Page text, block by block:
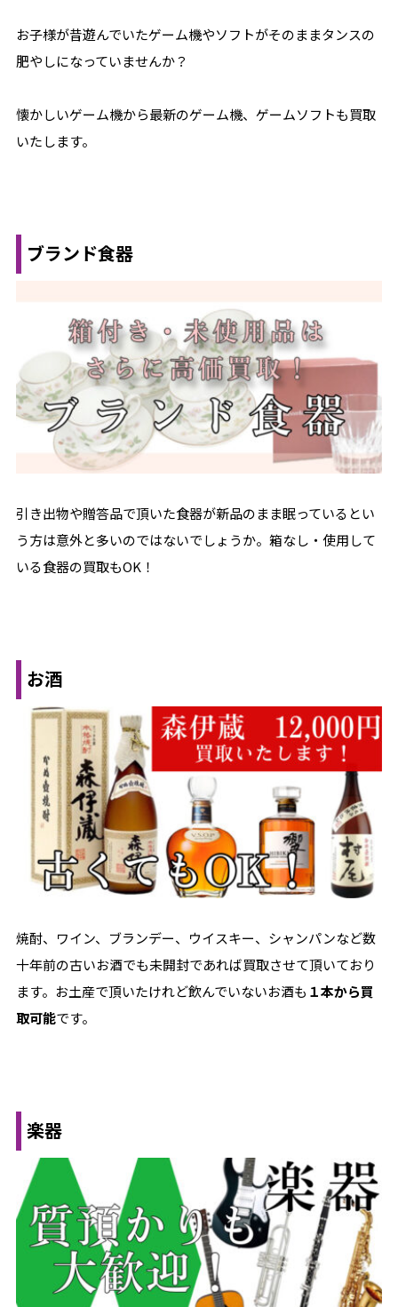
お子様が昔遊んでいたゲーム機やソフトがそのままタンスの
肥やしになっていませんか？
懐かしいゲーム機から最新のゲーム機、ゲームソフトも買取
いたします。
ブランド食器
引き出物や贈答品で頂いた食器が新品のまま眠っているとい
う方は意外と多いのではないでしょうか。箱なし・使用して
いる食器の買取もOK！
お酒
焼酎、ワイン、ブランデー、ウイスキー、シャンパンなど数
十年前の古いお酒でも未開封であれば買取させて頂いており
ます。お土産で頂いたけれど飲んでいないお酒も １本から買
取可能です。
楽器